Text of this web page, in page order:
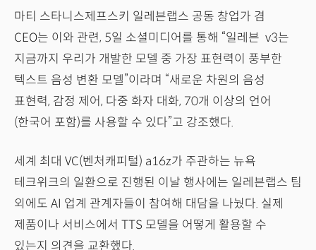
마티 스타니스제프스키 일레븐랩스 공동 창업가 겸
CEO는 이와 관련, 5일 소셜미디어를 통해 “일레븐 v3는
지금까지 우리가 개발한 모델 중 가장 표현력이 풍부한
텍스트 음성 변환 모델”이라며 “새로운 차원의 음성
표현력, 감정 제어, 다중 화자 대화, 70개 이상의 언어
(한국어 포함)를 사용할 수 있다”고 강조했다.
세계 최대 VC(벤처캐피털) a16z가 주관하는 뉴욕
테크위크의 일환으로 진행된 이날 행사에는 일레븐랩스 팀
외에도 AI 업계 관계자들이 참여해 대담을 나눴다. 실제
제품이나 서비스에서 TTS 모델을 어떻게 활용할 수
있는지 의견을 교환했다.